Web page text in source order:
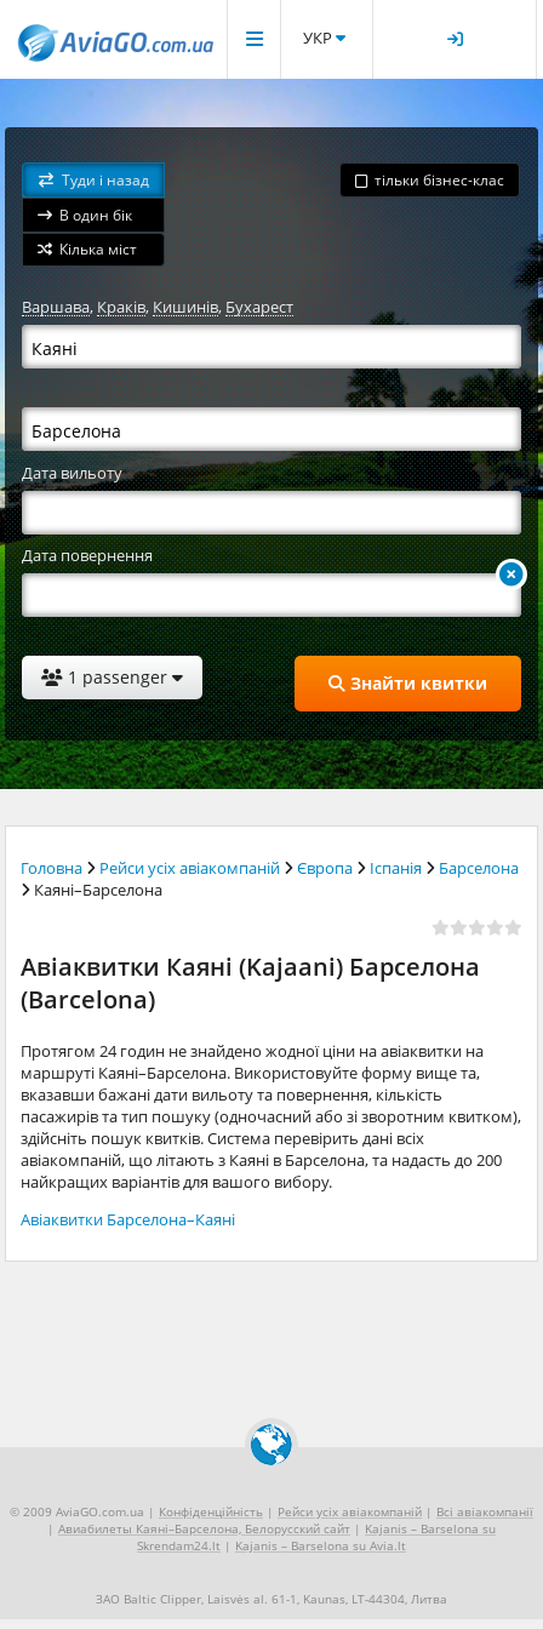
УКР
Туди і назад
В один бік
Кілька міст
тільки бізнес-клас
Варшава, Краків,Кишинів,Бухарест
Дата вильоту
Дата повернення
1 passenger Знайти квитки
Головна Рейси усіх авіакомпаній Європа Іспанія
Барселона
Каяні–Барселона
Авіаквитки Каяні (Kajaani) Барселона
(Barcelona)
Протягом 24 годин не знайдено жодної ціни на авіаквитки на
маршруті Каяні–Барселона. Використовуйте форму вище та,
вказавши бажані дати вильоту та повернення, кількість
пасажирів та тип пошуку (одночасний або зі зворотним квитком),
здійсніть пошук квитків. Система перевірить дані всіх
авіакомпаній, що літають з Каяні в Барселона, та надасть до 200
найкращих варіантів для вашого вибору.
Авіаквитки Барселона–Каяні
© 2009 AviaGO.com.ua | Конфіденційність | Рейси усіх авіакомпаній | Всі авіакомпанії
| Авиабилеты Каяні–Барселона, Белорусский сайт | Kajanis – Barselona su
Skrendam24.lt | Kajanis – Barselona su Avia.lt
ЗАО Baltic Clipper, Laisvės al. 61-1, Kaunas, LT-44304, Литва